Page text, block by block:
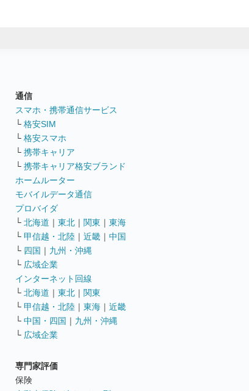
通信
スマホ・携帯通信サービス
└ 格安SIM
└ 格安スマホ
└ 携帯キャリア
└ 携帯キャリア格安ブランド
ホームルーター
モバイルデータ通信
プロバイダ
└ 北海道 ｜ 東北 ｜ 関東 ｜ 東海
└ 甲信越・北陸 ｜ 近畿 ｜ 中国
└ 四国 ｜ 九州・沖縄
└ 広域企業
インターネット回線
└ 北海道 ｜ 東北 ｜ 関東
└ 甲信越・北陸 ｜ 東海 ｜ 近畿
└ 中国・四国 ｜ 九州・沖縄
└ 広域企業
専門家評価
保険